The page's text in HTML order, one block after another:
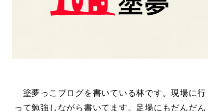
塗夢っこブログを書いている林です。現場に行
って勉強しながら書いてます。足場にもだんだん